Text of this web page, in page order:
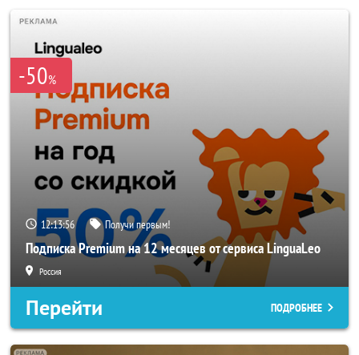
-50%
12:13:53 Получи первым!
Подписка Premium на 12 месяцев от сервиса LinguaLeo
Россия
Перейти ПОДРОБНЕЕ